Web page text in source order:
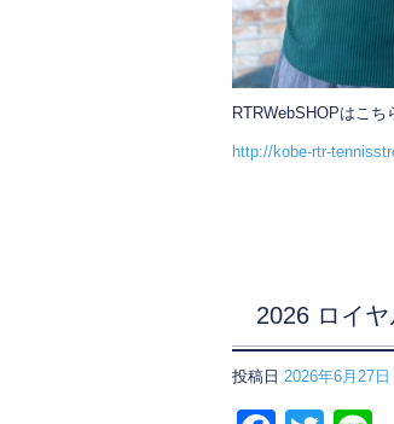
RTRWebSHOPはこち
http://kobe-rtr-
2026 ロイ
投稿日 2026年6月27日